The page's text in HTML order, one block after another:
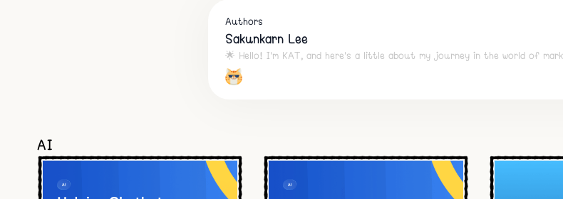
Authors
Sakunkarn Lee
🌟 Hello! I'm KAT, and here's a little about my journey in the world of
AI